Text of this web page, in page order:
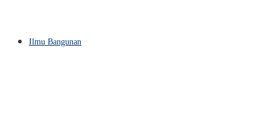
Ilmu Bangunan